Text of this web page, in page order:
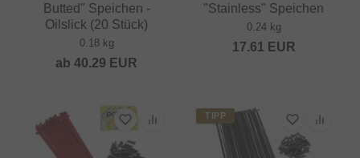
Butted" Speichen -
Oilslick (20 Stück)
0.18 kg
ab 40.29 EUR
"Stainless" Speichen
0.24 kg
17.61 EUR
TIPP